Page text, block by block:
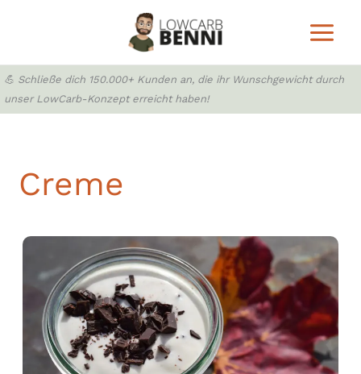
💪 Schließe dich 150.000+ Kunden an, die ihr Wunschgewicht durch
unser LowCarb-Konzept erreicht haben!
Creme